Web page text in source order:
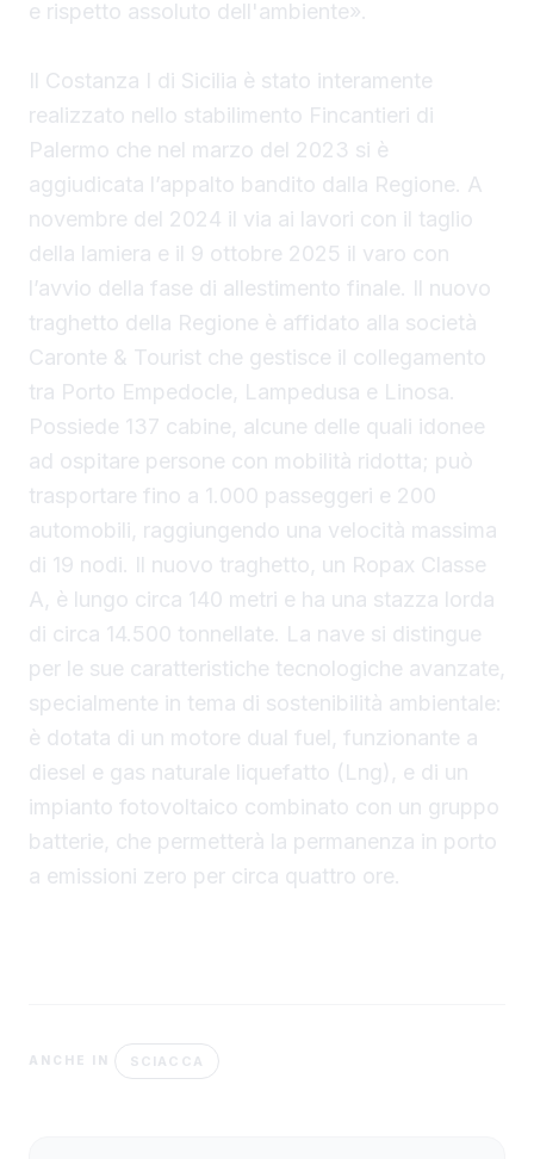
e rispetto assoluto dell'ambiente».
Il Costanza I di Sicilia è stato interamente
realizzato nello stabilimento Fincantieri di
Palermo che nel marzo del 2023 si è
aggiudicata l’appalto bandito dalla Regione. A
novembre del 2024 il via ai lavori con il taglio
della lamiera e il 9 ottobre 2025 il varo con
l’avvio della fase di allestimento finale. Il nuovo
traghetto della Regione è affidato alla società
Caronte & Tourist che gestisce il collegamento
tra Porto Empedocle, Lampedusa e Linosa.
Possiede 137 cabine, alcune delle quali idonee
ad ospitare persone con mobilità ridotta; può
trasportare fino a 1.000 passeggeri e 200
automobili, raggiungendo una velocità massima
di 19 nodi. Il nuovo traghetto, un Ropax Classe
A, è lungo circa 140 metri e ha una stazza lorda
di circa 14.500 tonnellate. La nave si distingue
per le sue caratteristiche tecnologiche avanzate,
specialmente in tema di sostenibilità ambientale:
è dotata di un motore dual fuel, funzionante a
diesel e gas naturale liquefatto (Lng), e di un
impianto fotovoltaico combinato con un gruppo
batterie, che permetterà la permanenza in porto
a emissioni zero per circa quattro ore.
ANCHE IN SCIACCA